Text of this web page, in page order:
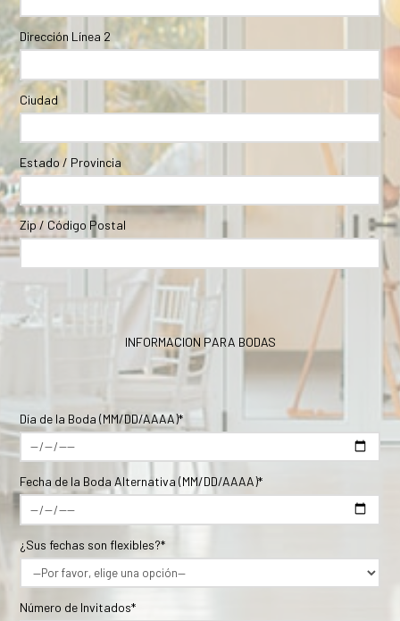
Dirección Línea 2
Ciudad
Estado / Provincia
Zip / Código Postal
INFORMACION PARA BODAS
Día de la Boda (MM/DD/AAAA)*
Fecha de la Boda Alternativa (MM/DD/AAAA)*
¿Sus fechas son flexibles?*
Número de Invitados*